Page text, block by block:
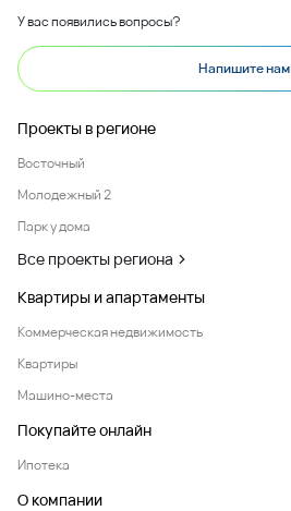
У вас появились вопросы?
Напишите нам
Проекты в регионе
Восточный
Молодежный 2
Парк у дома
Все проекты региона
Квартиры и апартаменты
Коммерческая недвижимость
Квартиры
Машино-места
Покупайте онлайн
Ипотека
О компании